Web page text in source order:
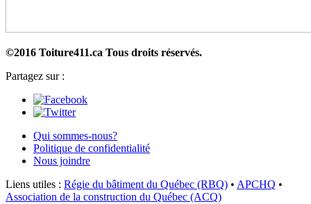
©2016 Toiture411.ca Tous droits réservés.
Partagez sur :
Qui sommes-nous?
Politique de confidentialité
Nous joindre
Liens utiles : Régie du bâtiment du Québec (RBQ) • APCHQ •
Association de la construction du Québec (ACQ)